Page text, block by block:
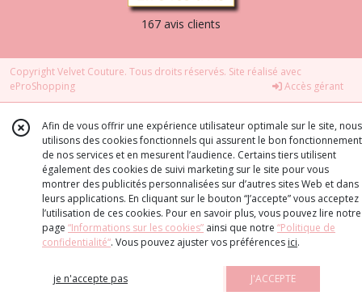
167 avis clients
Copyright Velvet Couture. Tous droits réservés. Site réalisé avec
eProShopping
Accès gérant
Afin de vous offrir une expérience utilisateur optimale sur le site, nous
utilisons des cookies fonctionnels qui assurent le bon fonctionnement
de nos services et en mesurent l’audience. Certains tiers utilisent
également des cookies de suivi marketing sur le site pour vous
montrer des publicités personnalisées sur d’autres sites Web et dans
leurs applications. En cliquant sur le bouton “J’accepte” vous acceptez
l’utilisation de ces cookies. Pour en savoir plus, vous pouvez lire notre
page “Informations sur les cookies” ainsi que notre “Politique de
confidentialité“. Vous pouvez ajuster vos préférences ici.
je n'accepte pas J'ACCEPTE